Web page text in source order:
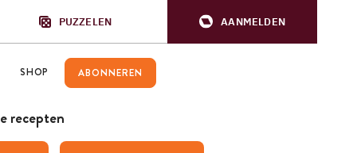
PUZZELEN AANMELDEN
SHOP ABONNEREN
recepten